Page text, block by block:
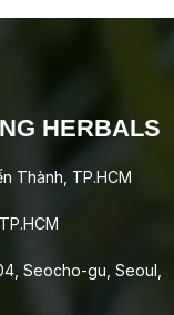
HERBALS
Thành, TP.HCM
Seocho-gu, Seoul,